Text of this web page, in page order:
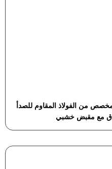
من الفولاذ المقاوم للصدأ